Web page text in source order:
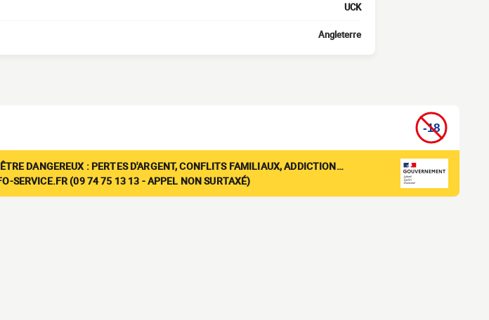
UCK
Angleterre
DANGEREUX : PERTES D'ARGENT, CONFLITS FAMILIAUX, ADDICTION…
SERVICE.FR (09 74 75 13 13 - APPEL NON SURTAXÉ)